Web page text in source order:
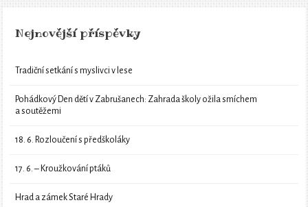
Nejnovější příspěvky
Tradiční setkání s myslivci v lese
Pohádkový Den dětí v Zabrušanech: Zahrada školy ožila smíchem
a soutěžemi
18. 6. Rozloučení s předškoláky
17. 6. – Kroužkování ptáků
Hrad a zámek Staré Hrady